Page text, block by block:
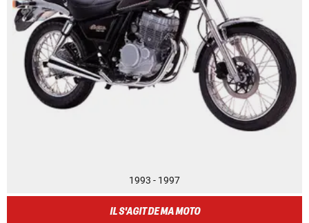
1993 - 1997
IL S'AGIT DE MA MOTO